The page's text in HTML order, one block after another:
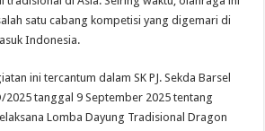
satu cabang kompetisi yang digemari di
Indonesia.
ini tercantum dalam SK PJ. Sekda Barsel
tanggal 9 September 2025 tentang
Lomba Dayung Tradisional Dragon